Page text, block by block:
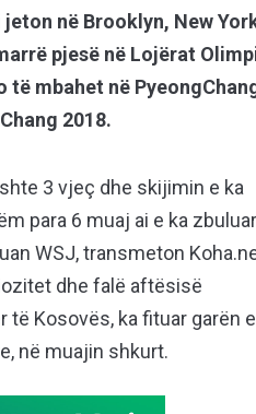
në Brooklyn, New
pjesë në Lojërat
të mbahet në
2018.
3 vjeç dhe skijimin e ka
para 6 muaj ai e ka
WSJ, transmeton
dhe falë aftësisë
të Kosovës, ka fituar garën e
në muajin shkurt.